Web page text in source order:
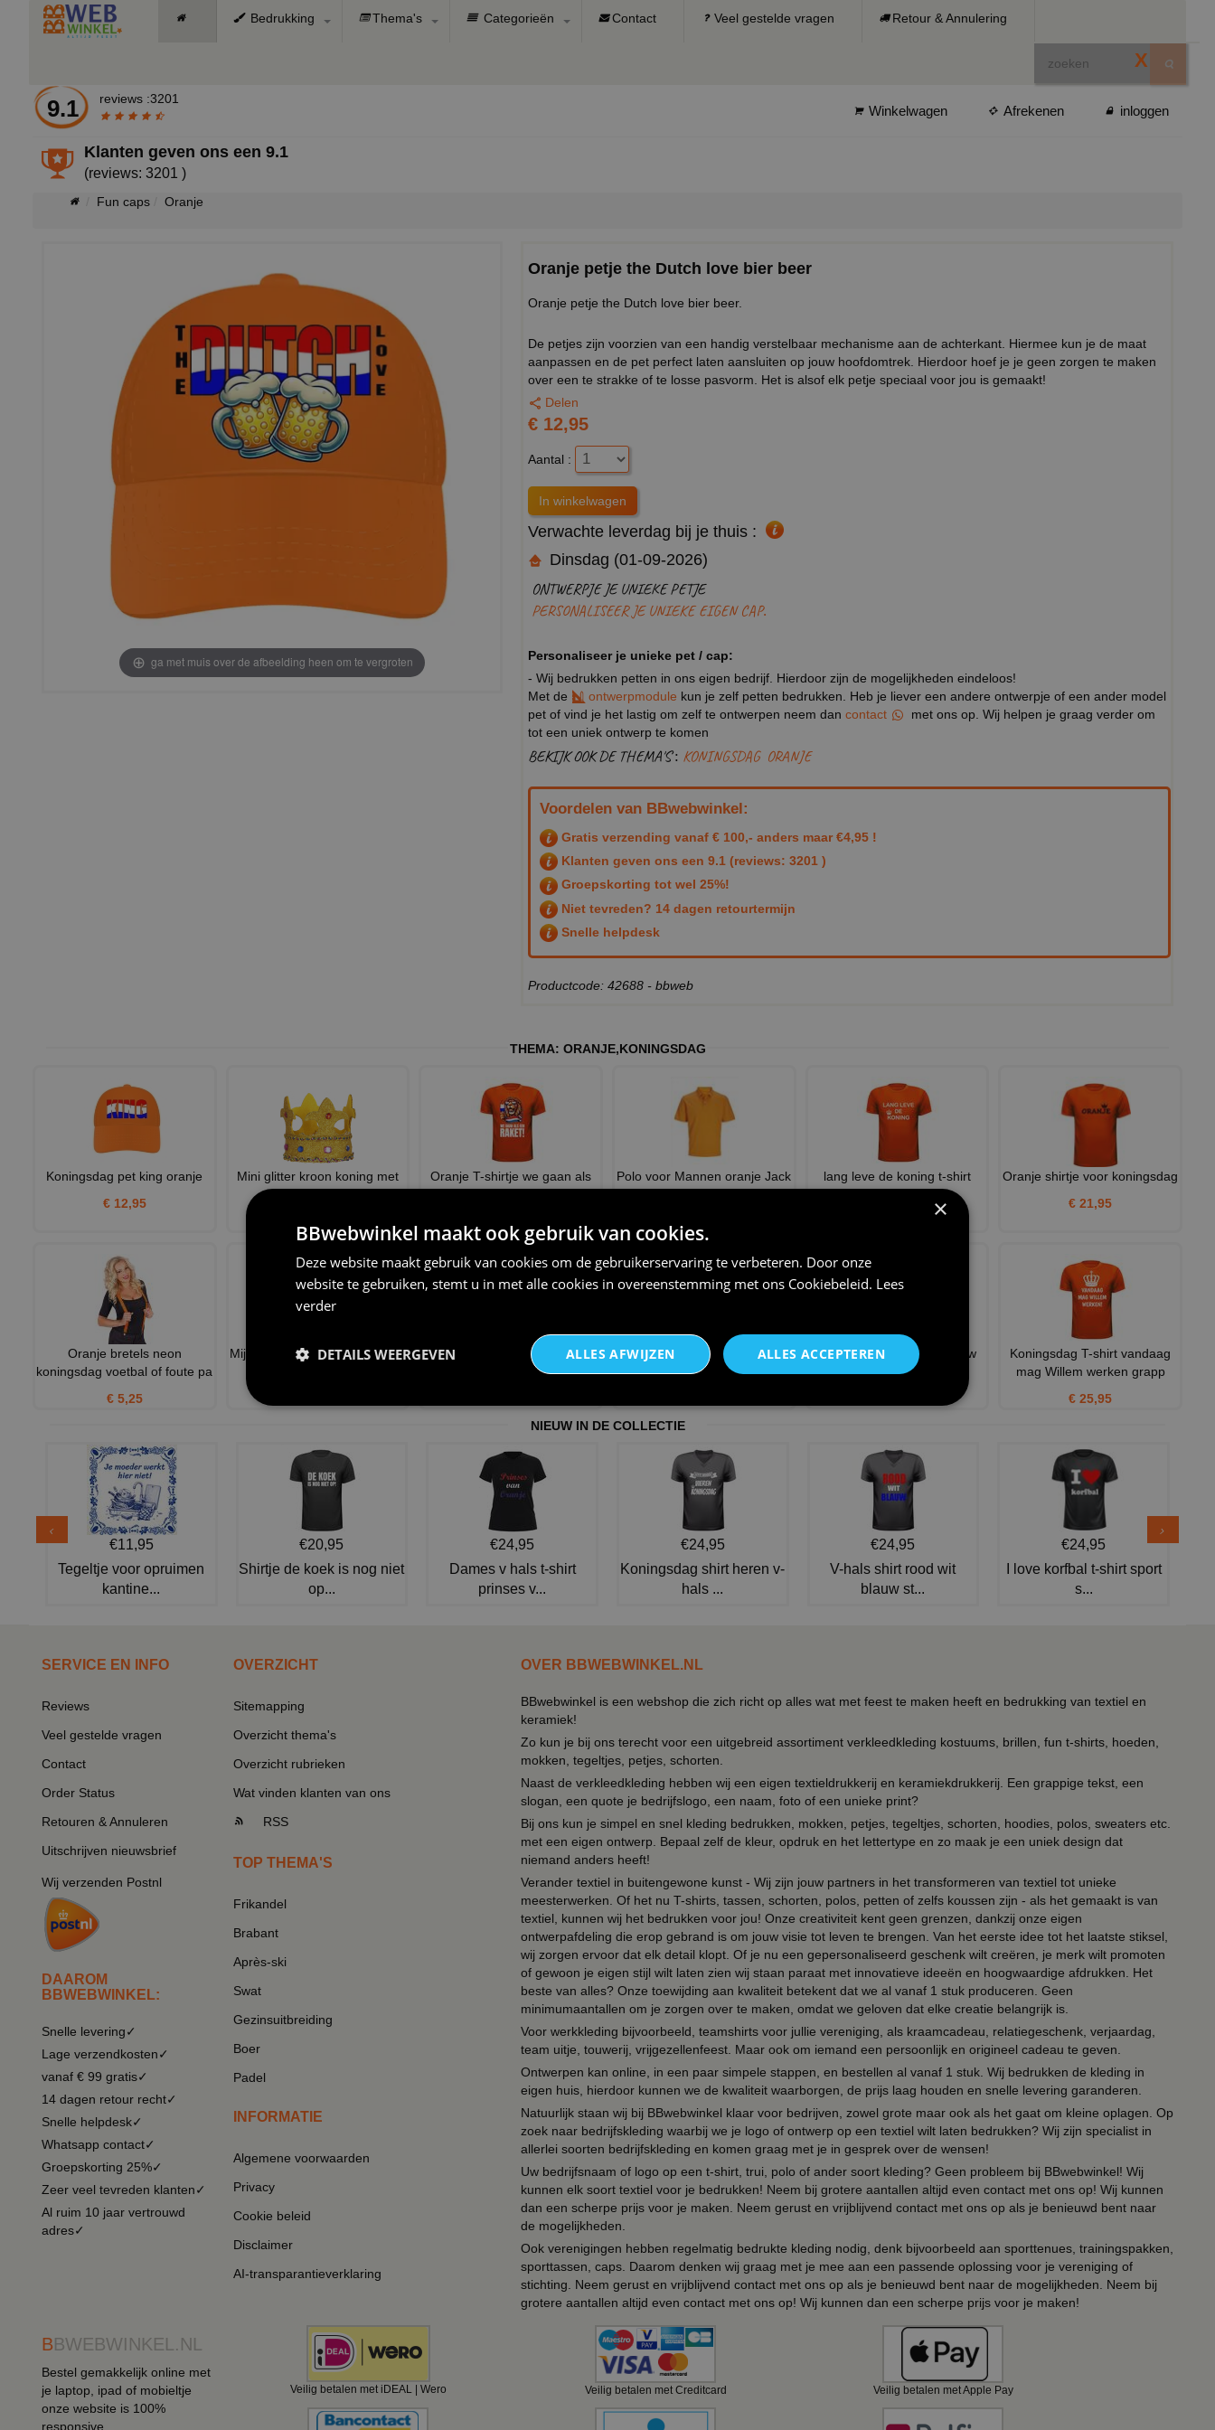
Bedrukking Thema's Categorieën Contact Veel gestelde vragen Retour & Annulering
X
9.1 reviews :3201
Winkelwagen Afrekenen inloggen
Klanten geven ons een9.1
(reviews: 3201 )
Fun caps Oranje
ga met muis over de afbeelding heen om te vergroten
Oranje petje the Dutch love bier beer
Oranje petje the Dutch love bier beer.
De petjes zijn voorzien van een handig verstelbaar mechanisme aan de achterkant. Hiermee kun je de maat
aanpassen en de pet perfect laten aansluiten op jouw hoofdomtrek. Hierdoor hoef je je geen zorgen te maken
over een te strakke of te losse pasvorm. Het is alsof elk petje speciaal voor jou is gemaakt!
Delen
€ 12,95
Aantal :
Verwachte leverdag bij je thuis :
Dinsdag (01-09-2026)
ONTWERPJE JE UNIEKE PETJE
PERSONALISEER JE UNIEKE EIGEN CAP.
Personaliseer je unieke pet / cap:
- Wij bedrukken petten in ons eigen bedrijf. Hierdoor zijn de mogelijkheden eindeloos!
Met de
ontwerpmodule kun je zelf petten bedrukken. Heb je liever een andere ontwerpje of een ander model
pet of vind je het lastig om zelf te ontwerpen neem dan contact
met ons op. Wij helpen je graag verder om
tot een uniek ontwerp te komen
BEKIJK OOK DE THEMA'S : KONINGSDAG ORANJE
Voordelen van BBwebwinkel:
Gratis verzending vanaf € 100,- anders maar €4,95 !
Klanten geven ons een 9.1 (reviews: 3201 )
Groepskorting tot wel 25%!
Niet tevreden? 14 dagen retourtermijn
Snelle helpdesk
Productcode: 42688 - bbweb
THEMA: ORANJE,KONINGSDAG
Koningsdag pet king oranje
€ 12,95
Mini glitter kroon koning met
stenen buigbaar
Oranje T-shirtje we gaan als
Polo voor Mannen oranje Jack
lang leve de koning t-shirt
Oranje shirtje voor koningsdag
€ 21,95
Oranje bretels neon
koningsdag voetbal of foute pa
€ 5,25
Mijn allereerste wk babymutsje
Oranje Shirtje Thuissupporter
Koningsdag shirt
Vlaggenlijn Loekie de leeuw
oranje holland aanvall
Koningsdag T-shirt vandaag
mag Willem werken grapp
€ 25,95
NIEUW IN DE COLLECTIE
€11,95
Tegeltje voor opruimen
kantine...
€20,95
Shirtje de koek is nog niet
op...
€24,95
Dames v hals t-shirt
prinses v...
€24,95
Koningsdag shirt heren v-
hals ...
€24,95
V-hals shirt rood wit
blauw st...
€24,95
I love korfbal t-shirt sport
s...
SERVICE EN INFO
Reviews
Veel gestelde vragen
Contact
Order Status
Retouren & Annuleren
Uitschrijven nieuwsbrief
Wij verzenden Postnl
DAAROM
BBWEBWINKEL:
Snelle levering✓
Lage verzendkosten✓
vanaf € 99 gratis✓
14 dagen retour recht✓
Snelle helpdesk✓
Whatsapp contact✓
Groepskorting 25%✓
Zeer veel tevreden klanten✓
Al ruim 10 jaar vertrouwd
adres✓
OVERZICHT
Sitemapping
Overzicht thema's
Overzicht rubrieken
Wat vinden klanten van ons
RSS
TOP THEMA'S
Frikandel
Brabant
Après-ski
Swat
Gezinsuitbreiding
Boer
Padel
INFORMATIE
Algemene voorwaarden
Privacy
Cookie beleid
Disclaimer
AI-transparantieverklaring
OVER BBWEBWINKEL.NL
BBwebwinkel is een webshop die zich richt op alles wat met feest te maken heeft en bedrukking van textiel en
keramiek!
Zo kun je bij ons terecht voor een uitgebreid assortiment verkleedkleding kostuums, brillen, fun t-shirts, hoeden,
mokken, tegeltjes, petjes, schorten.
Naast de verkleedkleding hebben wij een eigen textieldrukkerij en keramiekdrukkerij. Een grappige tekst, een
slogan, een quote je bedrijfslogo, een naam, foto of een unieke print?
Bij ons kun je simpel en snel kleding bedrukken, mokken, petjes, tegeltjes, schorten, hoodies, polos, sweaters etc.
met een eigen ontwerp. Bepaal zelf de kleur, opdruk en het lettertype en zo maak je een uniek design dat
niemand anders heeft!
Verander textiel in buitengewone kunst - Wij zijn jouw partners in het transformeren van textiel tot unieke
meesterwerken. Of het nu T-shirts, tassen, schorten, polos, petten of zelfs koussen zijn - als het gemaakt is van
textiel, kunnen wij het bedrukken voor jou! Onze creativiteit kent geen grenzen, dankzij onze eigen
ontwerpafdeling die erop gebrand is om jouw visie tot leven te brengen. Van het eerste idee tot het laatste stiksel,
wij zorgen ervoor dat elk detail klopt. Of je nu een gepersonaliseerd geschenk wilt creëren, je merk wilt promoten
of gewoon je eigen stijl wilt laten zien wij staan paraat met innovatieve ideeën en hoogwaardige afdrukken. Het
beste van alles? Onze toewijding aan kwaliteit betekent dat we al vanaf 1 stuk produceren. Geen
minimumaantallen om je zorgen over te maken, omdat we geloven dat elke creatie belangrijk is.
Voor werkkleding bijvoorbeeld, teamshirts voor jullie vereniging, als kraamcadeau, relatiegeschenk, verjaardag,
team uitje, touwerij, vrijgezellenfeest. Maar ook om iemand een persoonlijk en origineel cadeau te geven.
Ontwerpen kan online, in een paar simpele stappen, en bestellen al vanaf 1 stuk. Wij bedrukken de kleding in
eigen huis, hierdoor kunnen we de kwaliteit waarborgen, de prijs laag houden en snelle levering garanderen.
Natuurlijk staan wij bij BBwebwinkel klaar voor bedrijven, zowel grote maar ook als het gaat om kleine oplagen. Op
zoek naar bedrijfskleding waarbij we je logo of ontwerp op een textiel wilt laten bedrukken? Wij zijn specialist in
allerlei soorten bedrijfskleding en komen graag met je in gesprek over de wensen!
Uw bedrijfsnaam of logo op een t-shirt, trui, polo of ander soort kleding? Geen probleem bij BBwebwinkel! Wij
kunnen elk soort textiel voor je bedrukken! Neem bij grotere aantallen altijd even contact met ons op! Wij kunnen
dan een scherpe prijs voor je maken. Neem gerust en vrijblijvend contact met ons op als je benieuwd bent naar
de mogelijkheden.
Ook verenigingen hebben regelmatig bedrukte kleding nodig, denk bijvoorbeeld aan sporttenues, trainingspakken,
sporttassen, caps. Daarom denken wij graag met je mee aan een passende oplossing voor je vereniging of
stichting. Neem gerust en vrijblijvend contact met ons op als je benieuwd bent naar de mogelijkheden. Neem bij
grotere aantallen altijd even contact met ons op! Wij kunnen dan een scherpe prijs voor je maken!
BBWEBWINKEL.NL
Bestel gemakkelijk online met
je laptop, ipad of mobieltje
onze website is 100%
responsive.
Veilig betalen met iDEAL | Wero Veilig betalen met Creditcard Veilig betalen met Apple Pay
×
BBwebwinkel maakt ook gebruik van cookies.
Deze website maakt gebruik van cookies om de gebruikerservaring te verbeteren. Door onze
website te gebruiken, stemt u in met alle cookies in overeenstemming met ons Cookiebeleid. Lees
verder
ALLES ACCEPTEREN
ALLES AFWIJZEN
DETAILS WEERGEVEN